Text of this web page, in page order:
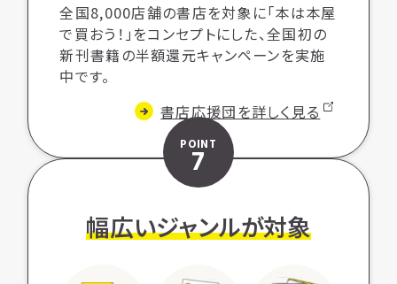
全国8,000店舗の書店を対象に「本は本屋
で買おう！」をコンセプトにした、全国初の
新刊書籍の半額還元キャンペーンを実施
中です。
書店応援団を詳しく見る
POINT
7
幅広いジャンルが対象